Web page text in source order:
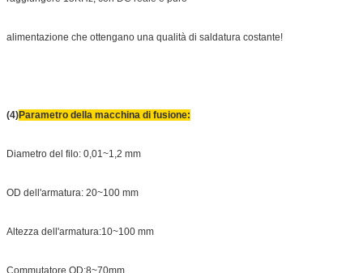
alimentazione che ottengano una qualità di saldatura costante!
(4)Parametro della macchina di fusione:
Diametro del filo: 0,01~1,2 mm
OD dell'armatura: 20~100 mm
Altezza dell'armatura:10~100 mm
Commutatore OD:8~70mm